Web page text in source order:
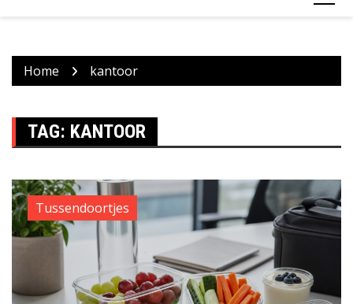
Home kantoor
TAG: KANTOOR
Tussendoortjes